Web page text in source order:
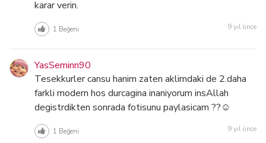
karar verin.
1 Beğeni 9 yıl önce
YasSeminn90
Tesekkurler cansu hanim zaten aklimdaki de 2.daha
farkli modern hos durcagina inaniyorum insAllah
degistrdikten sonrada fotisunu paylasicam ??☺
1 Beğeni 9 yıl önce